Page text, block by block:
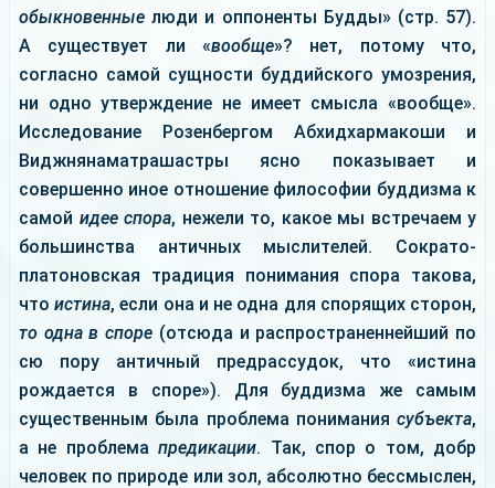
обыкновенные люди и оппоненты Будды» (стр. 57).
А существует ли «вообще»? нет, потому что,
согласно самой сущности буддийского умозрения,
ни одно утверждение не имеет смысла «вообще».
Исследование Розенбергом Абхидхармакоши и
Виджнянаматрашастры ясно показывает и
совершенно иное отношение философии буддизма к
самой идее спора, нежели то, какое мы встречаем у
большинства античных мыслителей. Сократо-
платоновская традиция понимания спора такова,
чтоистина, если она и не одна для спорящих сторон,
то одна в споре (отсюда и распространеннейший по
сю пору античный предрассудок, что «истина
рождается в споре»). Для буддизма же самым
существенным была проблема понимания субъекта,
а не проблемапредикации. Так, спор о том, добр
человек по природе или зол, абсолютно бессмыслен,